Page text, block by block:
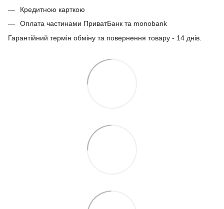
Кредитною карткою
Оплата частинами ПриватБанк та monobank
Гарантійний термін обміну та повернення товару - 14 днів.